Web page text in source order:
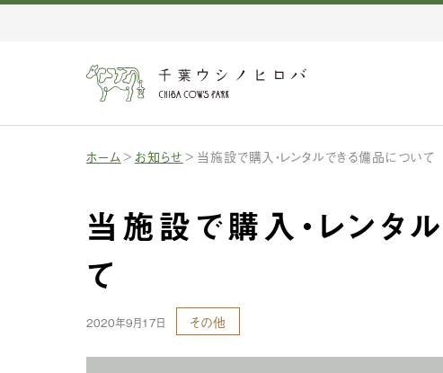
ホーム お知らせ 当施設で購入・レンタルできる備品について
当施設で購入・レンタ
て
2020年9月17日 その他